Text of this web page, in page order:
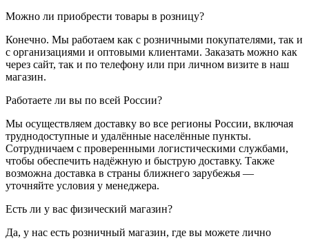
Можно ли приобрести товары в розницу?
Конечно. Мы работаем как с розничными покупателями, так и
с организациями и оптовыми клиентами. Заказать можно как
через сайт, так и по телефону или при личном визите в наш
магазин.
Работаете ли вы по всей России?
Мы осуществляем доставку во все регионы России, включая
труднодоступные и удалённые населённые пункты.
Сотрудничаем с проверенными логистическими службами,
чтобы обеспечить надёжную и быструю доставку. Также
возможна доставка в страны ближнего зарубежья —
уточняйте условия у менеджера.
Есть ли у вас физический магазин?
Да, у нас есть розничный магазин, где вы можете лично